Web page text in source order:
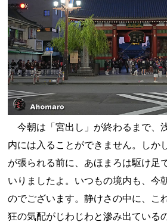
今朝は「宮出し」が終わるまで、
内には入ることができません。しか
が張られる前に、あほまろは駆け足
いりましたよ。いつもの境内も、今
のでございます。静けさの中に、こ
狂の気配がじわじわと滲み出ている